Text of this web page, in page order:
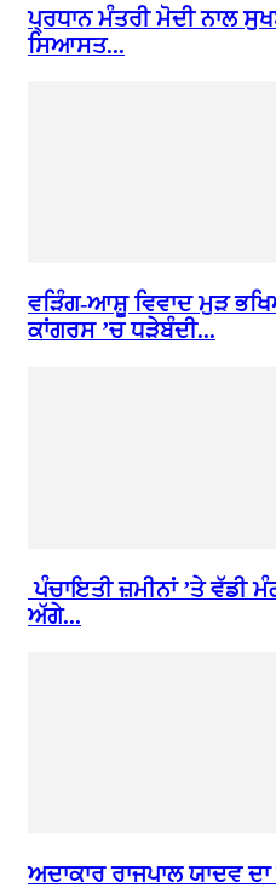
ਪ੍ਰਧਾਨ ਮੰਤਰੀ ਮੋਦੀ ਨਾਲ
ਸਿਆਸਤ...
ਵੜਿੰਗ-ਆਸ਼ੂ ਵਿਵਾਦ ਮੁੜ
ਕਾਂਗਰਸ ’ਚ ਧੜੇਬੰਦੀ...
ਪੰਚਾਇਤੀ ਜ਼ਮੀਨਾਂ ’ਤੇ ਵੱਡੀ
ਅੱਗੇ...
ਅਦਾਕਾਰ ਰਾਜਪਾਲ ਯਾਦਵ